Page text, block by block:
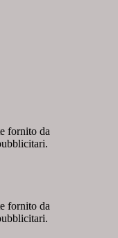
fornito da
fornito da